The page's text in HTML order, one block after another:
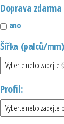
Doprava zdarma
ano
Šířka (palců/mm)
Profil: